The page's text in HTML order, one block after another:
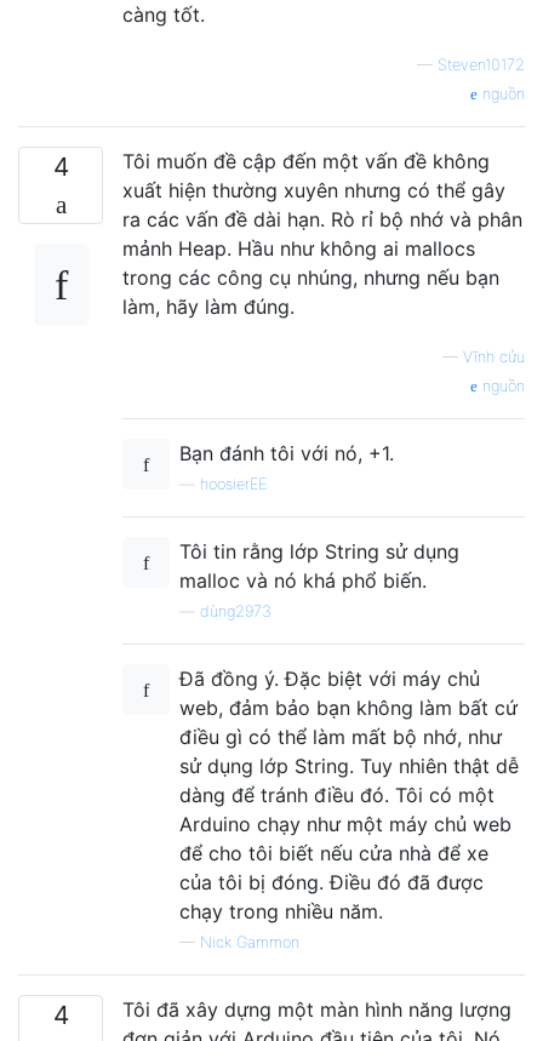
càng tốt.
— Steven10172
nguồn
4
Tôi muốn đề cập đến một vấn đề không
xuất hiện thường xuyên nhưng có thể gây
ra các vấn đề dài hạn. Rò rỉ bộ nhớ và phân
mảnh Heap. Hầu như không ai mallocs
trong các công cụ nhúng, nhưng nếu bạn
làm, hãy làm đúng.
— Vĩnh cửu
nguồn
Bạn đánh tôi với nó, +1.
hoosierEE
Tôi tin rằng lớp String sử dụng
malloc và nó khá phổ biến.
dùng2973
Đã đồng ý. Đặc biệt với máy chủ
web, đảm bảo bạn không làm bất cứ
điều gì có thể làm mất bộ nhớ, như
sử dụng lớp String. Tuy nhiên thật dễ
dàng để tránh điều đó. Tôi có một
Arduino chạy như một máy chủ web
để cho tôi biết nếu cửa nhà để xe
của tôi bị đóng. Điều đó đã được
chạy trong nhiều năm.
— Nick Gammon
4
Tôi đã xây dựng một màn hình năng lượng